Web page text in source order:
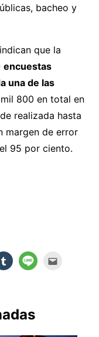
bacheo y
que la
encuestas
una de las
800 en total en
realizada hasta
margen de error
95 por ciento.